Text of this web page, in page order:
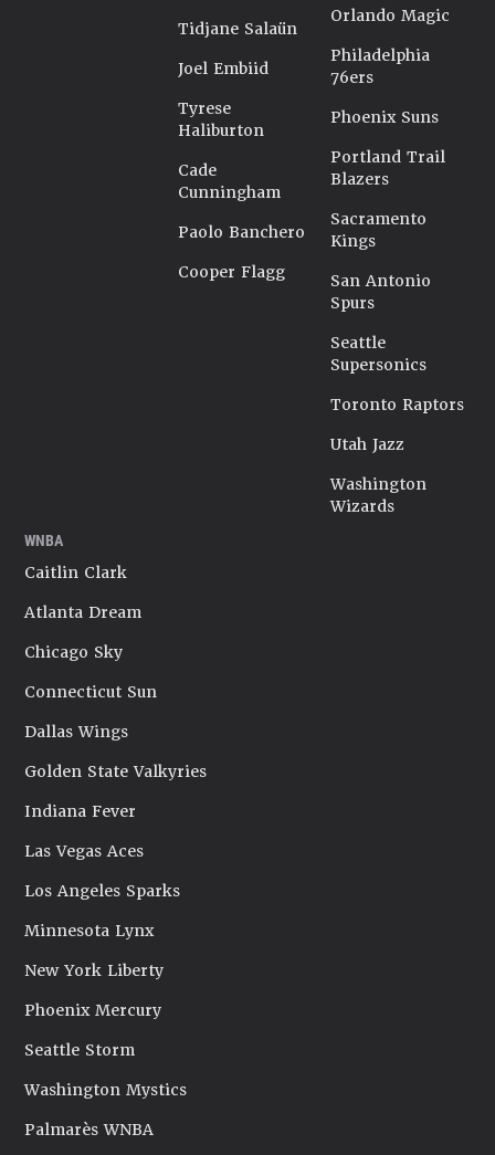
Tidjane Salaün
Joel Embiid
Tyrese
Haliburton
Cade
Cunningham
Paolo Banchero
Cooper Flagg
Orlando Magic
Philadelphia
76ers
Phoenix Suns
Portland Trail
Blazers
Sacramento
Kings
San Antonio
Spurs
Seattle
Supersonics
Toronto Raptors
Utah Jazz
Washington
Wizards
WNBA
Caitlin Clark
Atlanta Dream
Chicago Sky
Connecticut Sun
Dallas Wings
Golden State Valkyries
Indiana Fever
Las Vegas Aces
Los Angeles Sparks
Minnesota Lynx
New York Liberty
Phoenix Mercury
Seattle Storm
Washington Mystics
Palmarès WNBA